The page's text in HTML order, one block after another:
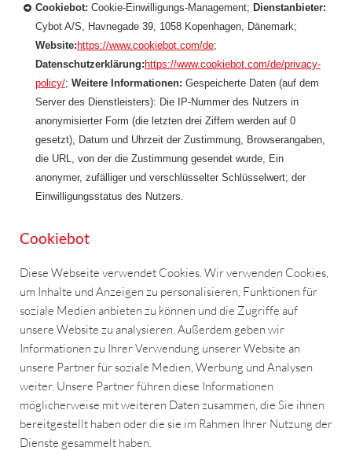
Cookiebot: Cookie-Einwilligungs-Management; Dienstanbieter:
Cybot A/S, Havnegade 39, 1058 Kopenhagen, Dänemark;
Website:https://www.cookiebot.com/de;
Datenschutzerklärung:https://www.cookiebot.com/de/privacy-
policy/; Weitere Informationen: Gespeicherte Daten (auf dem
Server des Dienstleisters): Die IP-Nummer des Nutzers in
anonymisierter Form (die letzten drei Ziffern werden auf 0
gesetzt), Datum und Uhrzeit der Zustimmung, Browserangaben,
die URL, von der die Zustimmung gesendet wurde, Ein
anonymer, zufälliger und verschlüsselter Schlüsselwert; der
Einwilligungsstatus des Nutzers.
Cookiebot
Diese Webseite verwendet Cookies. Wir verwenden Cookies,
um Inhalte und Anzeigen zu personalisieren, Funktionen für
soziale Medien anbieten zu können und die Zugriffe auf
unsere Website zu analysieren. Außerdem geben wir
Informationen zu Ihrer Verwendung unserer Website an
unsere Partner für soziale Medien, Werbung und Analysen
weiter. Unsere Partner führen diese Informationen
möglicherweise mit weiteren Daten zusammen, die Sie ihnen
bereitgestellt haben oder die sie im Rahmen Ihrer Nutzung der
Dienste gesammelt haben.